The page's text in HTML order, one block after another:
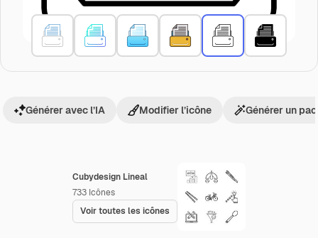
Cubydesign Lineal
733 Icônes
Voir toutes les icônes
Générer avec l’IA Modifier l’icône Générer un